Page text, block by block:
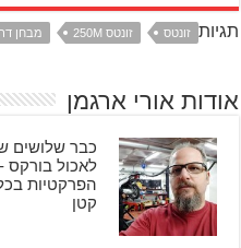
תגיות זונטס זונטס 250M מבחן
אודות אורי ארגמן
כבר שלושים
לאכול
הפרקטיות
קטן